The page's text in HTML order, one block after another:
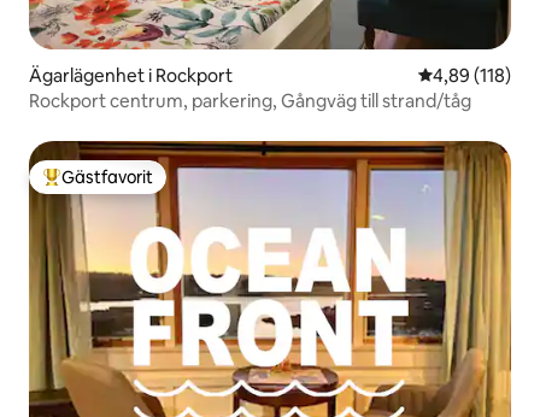
Ägarlägenhet i Rockport 4,89 av 5 i
4,89 (118)
Rockport centrum, parkering, Gångväg till strand/tåg
Populär gästfavorit
Gästfavorit